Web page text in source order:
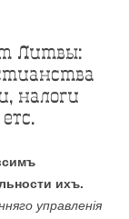
Литвы:
налоги
ихъ.
управленiя